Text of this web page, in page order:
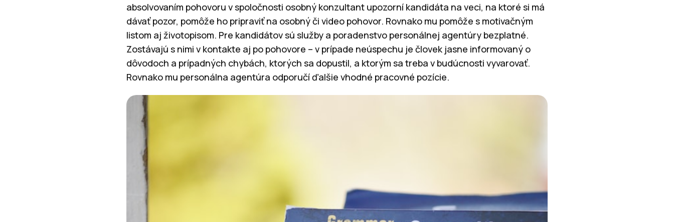
absolvovaním pohovoru v spoločnosti osobný konzultant upozorní kandidáta na veci, na ktoré si má
dávať pozor, pomôže ho pripraviť na osobný či video pohovor. Rovnako mu pomôže s motivačným
listom aj životopisom. Pre kandidátov sú služby a poradenstvo personálnej agentúry bezplatné.
Zostávajú s nimi v kontakte aj po pohovore – v prípade neúspechu je človek jasne informovaný o
dôvodoch a prípadných chybách, ktorých sa dopustil, a ktorým sa treba v budúcnosti vyvarovať.
Rovnako mu personálna agentúra odporučí ďalšie vhodné pracovné pozície.